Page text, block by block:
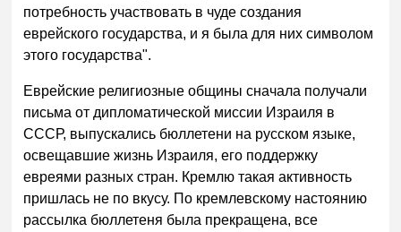
потребность участвовать в чуде создания
еврейского государства, и я была для них символом
этого государства".
Еврейские религиозные общины сначала получали
письма от дипломатической миссии Израиля в
СССР, выпускались бюллетени на русском языке,
освещавшие жизнь Израиля, его поддержку
евреями разных стран. Кремлю такая активность
пришлась не по вкусу. По кремлевскому настоянию
рассылка бюллетеня была прекращена, все